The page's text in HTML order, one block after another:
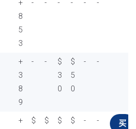
+
8
5
3
- - - - - -
+
3
8
9
- -
$
3
0
$
5
0
- -
+ $ $ $ $ - - 买